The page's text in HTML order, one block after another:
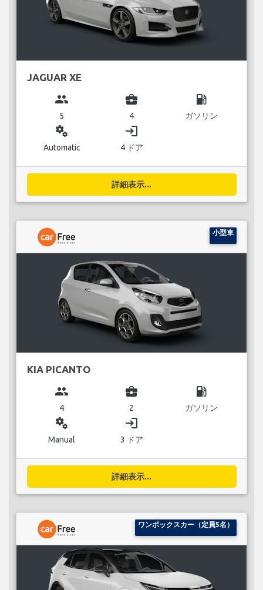
JAGUAR XE
group
5
business_center
4
local_gas_station
ガソリン
miscellaneous_services
Automatic
login
4 ドア
詳細表示...
小型車
KIA PICANTO
group
4
business_center
2
local_gas_station
ガソリン
miscellaneous_services
Manual
login
3 ドア
詳細表示...
ワンボックスカー（定員5名）